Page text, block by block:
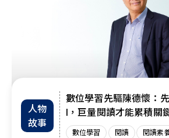
人物
故事
數位學習先驅陳德懷：
I，巨量閱讀才能累積關
數位學習 閱讀 閱讀素